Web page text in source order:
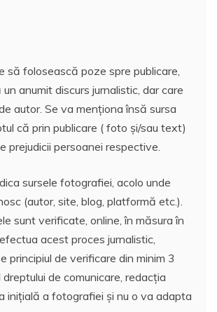
să folosească poze spre publicare,
anumit discurs jurnalistic, dar care
autor. Se va menționa însă sursa
că prin publicare ( foto și/sau text)
prejudicii persoanei respective.
sursele fotografiei, acolo unde
(autor, site, blog, platformă etc.).
sunt verificate, online, în măsura în
acest proces jurnalistic,
principiul de verificare din minim 3
dreptului de comunicare, redacția
inițială a fotografiei și nu o va adapta